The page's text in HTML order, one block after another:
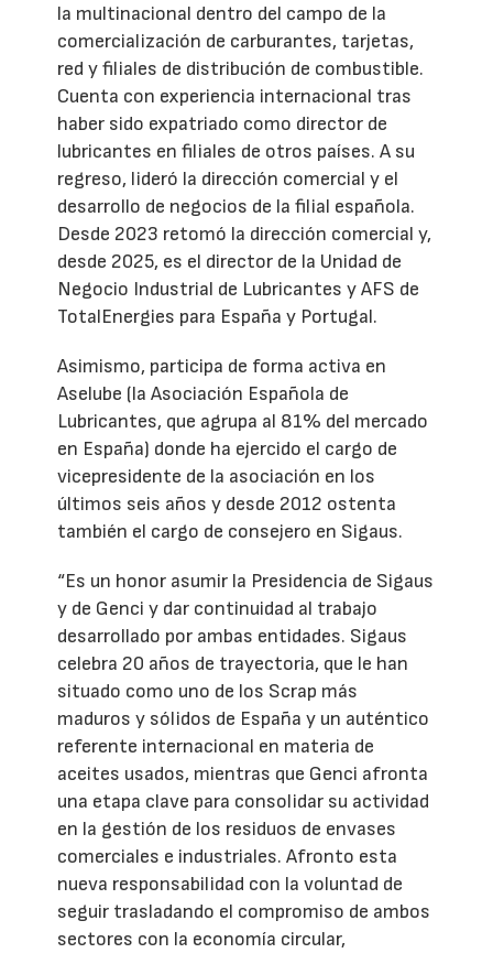
la multinacional dentro del campo de la
comercialización de carburantes, tarjetas,
red y filiales de distribución de combustible.
Cuenta con experiencia internacional tras
haber sido expatriado como director de
lubricantes en filiales de otros países. A su
regreso, lideró la dirección comercial y el
desarrollo de negocios de la filial española.
Desde 2023 retomó la dirección comercial y,
desde 2025, es el director de la Unidad de
Negocio Industrial de Lubricantes y AFS de
TotalEnergies para España y Portugal.
Asimismo, participa de forma activa en
Aselube (la Asociación Española de
Lubricantes, que agrupa al 81% del mercado
en España) donde ha ejercido el cargo de
vicepresidente de la asociación en los
últimos seis años y desde 2012 ostenta
también el cargo de consejero en Sigaus.
“Es un honor asumir la Presidencia de Sigaus
y de Genci y dar continuidad al trabajo
desarrollado por ambas entidades. Sigaus
celebra 20 años de trayectoria, que le han
situado como uno de los Scrap más
maduros y sólidos de España y un auténtico
referente internacional en materia de
aceites usados, mientras que Genci afronta
una etapa clave para consolidar su actividad
en la gestión de los residuos de envases
comerciales e industriales. Afronto esta
nueva responsabilidad con la voluntad de
seguir trasladando el compromiso de ambos
sectores con la economía circular,